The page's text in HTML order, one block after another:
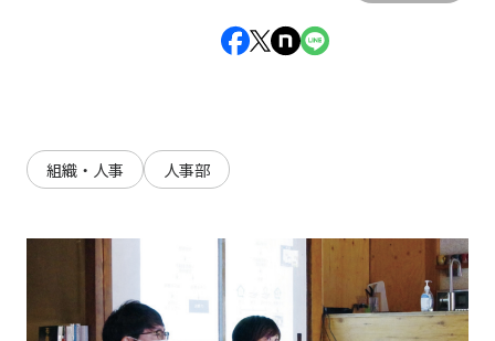
組織・人事 人事部